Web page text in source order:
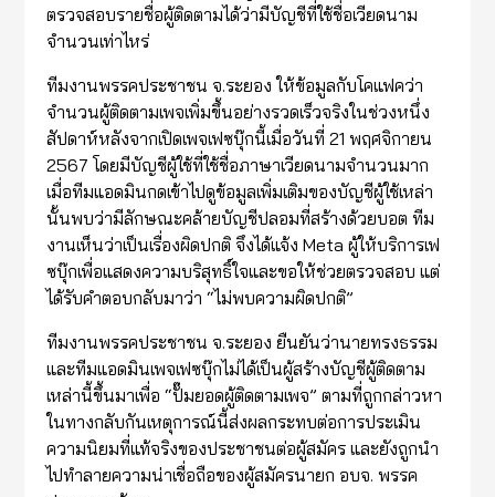
ตรวจสอบรายชื่อผู้ติดตามได้ว่ามีบัญชีที่ใช้ชื่อเวียดนาม
จำนวนเท่าไหร่
ทีมงานพรรคประชาชน จ.ระยอง ให้ข้อมูลกับโคแฟคว่า
จำนวนผู้ติดตามเพจเพิ่มขึ้นอย่างรวดเร็วจริงในช่วงหนึ่ง
สัปดาห์หลังจากเปิดเพจเฟซบุ๊กนี้เมื่อวันที่ 21 พฤศจิกายน
2567 โดยมีบัญชีผู้ใช้ที่ใช้ชื่อภาษาเวียดนามจำนวนมาก
เมื่อทีมแอดมินกดเข้าไปดูข้อมูลเพิ่มเติมของบัญชีผู้ใช้เหล่า
นั้นพบว่ามีลักษณะคล้ายบัญชีปลอมที่สร้างด้วยบอต ทีม
งานเห็นว่าเป็นเรื่องผิดปกติ จึงได้แจ้ง Meta ผู้ให้บริการเฟ
ซบุ๊กเพื่อแสดงความบริสุทธิ์ใจและขอให้ช่วยตรวจสอบ แต่
ได้รับคำตอบกลับมาว่า “ไม่พบความผิดปกติ”
ทีมงานพรรคประชาชน จ.ระยอง ยืนยันว่านายทรงธรรม
และทีมแอดมินเพจเฟซบุ๊กไม่ได้เป็นผู้สร้างบัญชีผู้ติดตาม
เหล่านี้ขึ้นมาเพื่อ “ปั๊มยอดผู้ติดตามเพจ” ตามที่ถูกกล่าวหา
ในทางกลับกันเหตุการณ์นี้ส่งผลกระทบต่อการประเมิน
ความนิยมที่แท้จริงของประชาชนต่อผู้สมัคร และยังถูกนำ
ไปทำลายความน่าเชื่อถือของผู้สมัครนายก อบจ. พรรค